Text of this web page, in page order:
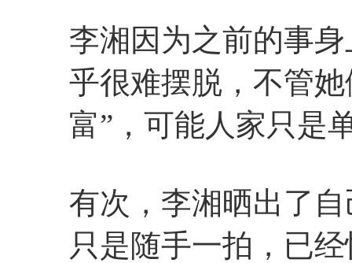
李湘因为之前的事
乎很难摆脱，不管
富”，可能人家只是
有次，李湘晒出了
只是随手一拍，已